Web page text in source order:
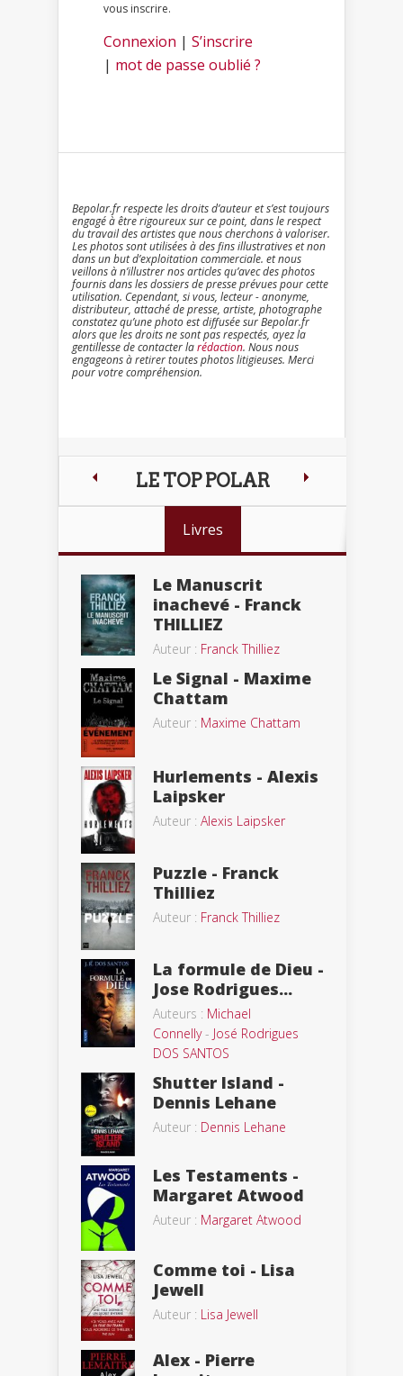
vous inscrire.
Connexion | S’inscrire
| mot de passe oublié ?
Bepolar.fr respecte les droits d’auteur et s’est toujours
engagé à être rigoureux sur ce point, dans le respect
du travail des artistes que nous cherchons à valoriser.
Les photos sont utilisées à des fins illustratives et non
dans un but d’exploitation commerciale. et nous
veillons à n’illustrer nos articles qu’avec des photos
fournis dans les dossiers de presse prévues pour cette
utilisation. Cependant, si vous, lecteur - anonyme,
distributeur, attaché de presse, artiste, photographe
constatez qu’une photo est diffusée sur Bepolar.fr
alors que les droits ne sont pas respectés, ayez la
gentillesse de contacter larédaction. Nous nous
engageons à retirer toutes photos litigieuses. Merci
pour votre compréhension.
LE TOP POLAR
Livres
Le Manuscrit
inachevé - Franck
THILLIEZ
Auteur : Franck Thilliez
Le Signal - Maxime
Chattam
Auteur : Maxime Chattam
Hurlements - Alexis
Laipsker
Auteur : Alexis Laipsker
Puzzle - Franck
Thilliez
Auteur : Franck Thilliez
La formule de Dieu -
Jose Rodrigues...
Auteurs : Michael
Connelly- José Rodrigues
DOS SANTOS
Shutter Island -
Dennis Lehane
Auteur : Dennis Lehane
Les Testaments -
Margaret Atwood
Auteur : Margaret Atwood
Comme toi - Lisa
Jewell
Auteur : Lisa Jewell
Alex - Pierre